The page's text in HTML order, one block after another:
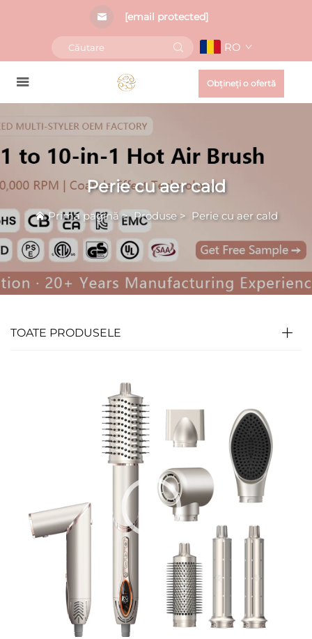
[email protected]
RO
Obțineți o ofertă
Perie cu aer cald
Prima pagină > Produse> Perie cu aer cald
TOATE PRODUSELE